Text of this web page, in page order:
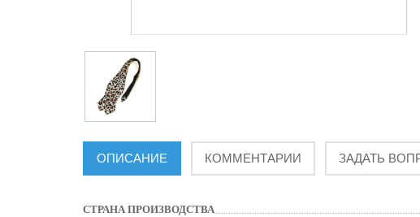
ОПИСАНИЕ КОММЕНТАРИИ ЗАДАТЬ
СТРАНА ПРОИЗВОДСТВА